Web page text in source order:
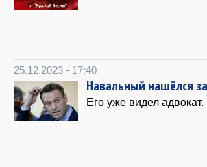
25.12.2023 - 17:40
Навальный нашёлся
Его уже видел адвокат.